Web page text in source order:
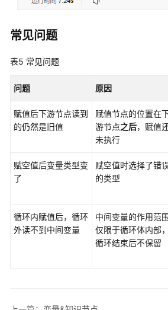
常见问题
表5 常见问题
问题 原因
赋值后下游节点读到
的仍然是旧值
赋值节点的位置在
游节点之后，赋值
未执行
赋空值后变量类型变
了
赋空值时选择了错
的类型
循环内赋值后，循环
外读不到中间变量
中间变量的作用范
仅限于循环体内部，
循环结束后不保留